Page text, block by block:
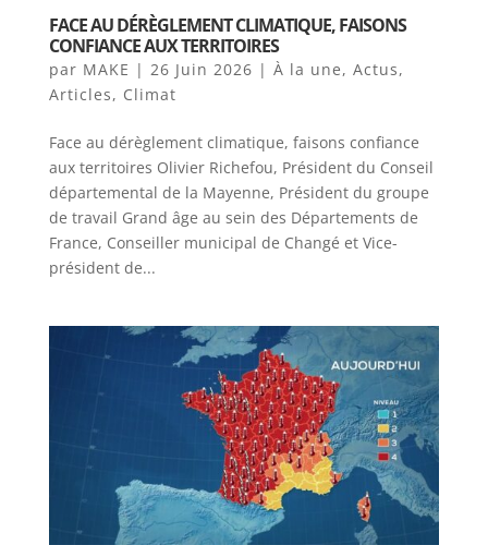
FACE AU DÉRÈGLEMENT CLIMATIQUE, FAISONS
CONFIANCE AUX TERRITOIRES
par MAKE | 26 Juin 2026 | À la une, Actus,
Articles, Climat
Face au dérèglement climatique, faisons confiance
aux territoires Olivier Richefou, Président du Conseil
départemental de la Mayenne, Président du groupe
de travail Grand âge au sein des Départements de
France, Conseiller municipal de Changé et Vice-
président de...